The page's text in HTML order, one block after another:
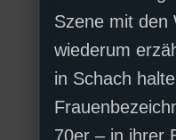
Szene mit den
wiederum
in Schach
70er – in ihrer